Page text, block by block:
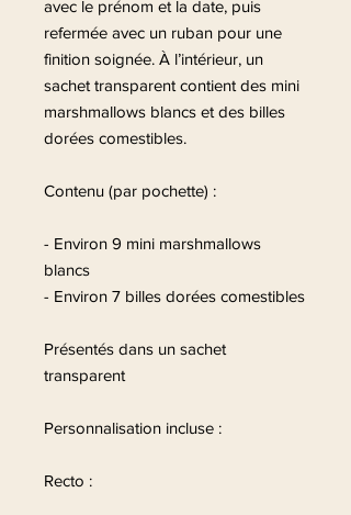
avec le prénom et la date, puis
refermée avec un ruban pour une
finition soignée. À l’intérieur, un
sachet transparent contient des mini
marshmallows blancs et des billes
dorées comestibles.
Contenu (par pochette) :
- Environ 9 mini marshmallows
blancs
- Environ 7 billes dorées comestibles
Présentés dans un sachet
transparent
Personnalisation incluse :
Recto :